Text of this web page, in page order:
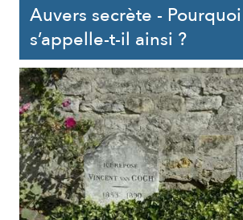
Auvers secrète -
s’appelle-t-il ainsi ?